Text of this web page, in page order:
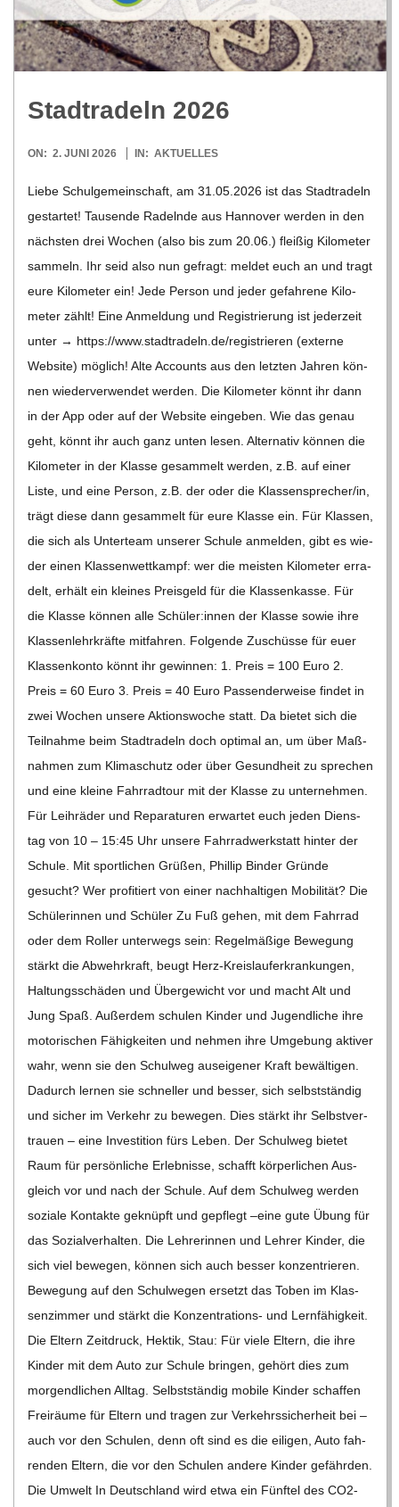
R
E
-
G
O
L
D
S
C
H
M
D
T
-
S
C
H
U
L
E
Stadt­ra­deln 2026
2026-
ON: 2. JUNI 2026 IN: AKTUELLES
Liebe Schul­ge­mein­schaft, am 31.05.2026 ist das Stadt­ra­deln
gestar­tet! Tau­sende Radelnde aus Han­no­ver wer­den in den
nächs­ten drei Wochen (also bis zum 20.06.) flei­ßig Kilo­me­ter
sam­meln. Ihr seid also nun gefragt: mel­det euch an und tragt
eure Kilo­me­ter ein! Jede Per­son und jeder gefah­rene Kilo­
me­ter zählt! Eine Anmel­dung und Regis­trie­rung ist jeder­zeit
unter → https://​www​.stadt​ra​deln​.de/​r​e​g​i​s​t​r​i​e​ren (externe
Web­site) mög­lich! Alte Accounts aus den letz­ten Jah­ren kön­
nen wie­der­ver­wen­det wer­den. Die Kilo­me­ter könnt ihr dann
in der App oder auf der Web­site ein­ge­ben. Wie das genau
geht, könnt ihr auch ganz unten lesen. Alter­na­tiv kön­nen die
Kilo­me­ter in der Klasse gesam­melt wer­den, z.B. auf einer
Liste, und eine Per­son, z.B. der oder die Klassensprecher/​​in,
trägt diese dann gesam­melt für eure Klasse ein. Für Klas­sen,
die sich als Unter­team unse­rer Schule anmel­den, gibt es wie­
der einen Klas­sen­wett­kampf: wer die meis­ten Kilo­me­ter erra­
delt, erhält ein klei­nes Preis­geld für die Klas­sen­kasse. Für
die Klasse kön­nen alle Schüler:innen der Klasse sowie ihre
Klas­sen­lehr­kräfte mit­fah­ren. Fol­gende Zuschüsse für euer
Klas­sen­konto könnt ihr gewin­nen: 1. Preis = 100 Euro 2.
Preis = 60 Euro 3. Preis = 40 Euro Pas­sen­der­weise fin­det in
zwei Wochen unsere Akti­ons­wo­che statt. Da bie­tet sich die
Teil­nahme beim Stadt­ra­deln doch opti­mal an, um über Maß­
nah­men zum Kli­ma­schutz oder über Gesund­heit zu spre­chen
und eine kleine Fahr­rad­tour mit der Klasse zu unter­neh­men.
Für Leih­rä­der und Repa­ra­tu­ren erwar­tet euch jeden Diens­
tag von 10 – 15:45 Uhr unsere Fahr­rad­werk­statt hin­ter der
Schule. Mit sport­li­chen Grü­ßen, Phil­lip Bin­der Gründe
gesucht? Wer pro­fi­tiert von einer nach­hal­ti­gen Mobi­li­tät? Die
Schü­le­rin­nen und Schü­ler Zu Fuß gehen, mit dem Fahr­rad
oder dem Rol­ler unter­wegs sein: Regel­mä­ßige Bewe­gung
stärkt die Abwehr­kraft, beugt Herz-Kreis­lauf­er­kran­­kun­­gen,
Hal­tungs­schä­den und Über­ge­wicht vor und macht Alt und
Jung Spaß. Außer­dem schu­len Kin­der und Jugend­li­che ihre
moto­ri­schen Fähig­kei­ten und neh­men ihre Umge­bung akti­ver
wahr, wenn sie den Schul­weg aus­ei­ge­ner Kraft bewäl­ti­gen.
Dadurch ler­nen sie schnel­ler und bes­ser, sich selbst­stän­dig
und sicher im Ver­kehr zu bewe­gen. Dies stärkt ihr Selbst­ver­
trauen – eine Inves­ti­tion fürs Leben. Der Schul­weg bie­tet
Raum für per­sön­li­che Erleb­nisse, schafft kör­per­li­chen Aus­
gleich vor und nach der Schule. Auf dem Schul­weg wer­den
soziale Kon­takte geknüpft und gepflegt –eine gute Übung für
das Sozi­al­ver­hal­ten. Die Leh­re­rin­nen und Leh­rer Kin­der, die
sich viel bewe­gen, kön­nen sich auch bes­ser kon­zen­trie­ren.
Bewe­gung auf den Schul­we­gen ersetzt das Toben im Klas­
sen­zim­mer und stärkt die Kon­­­zen­­tra­­ti­ons- und Lern­fä­hig­keit.
Die Eltern Zeit­druck, Hek­tik, Stau: Für viele Eltern, die ihre
Kin­der mit dem Auto zur Schule brin­gen, gehört dies zum
mor­gend­li­chen All­tag. Selbst­stän­dig mobile Kin­der schaf­fen
Frei­räume für Eltern und tra­gen zur Ver­kehrs­si­cher­heit bei –
auch vor den Schu­len, denn oft sind es die eili­gen, Auto fah­
ren­den Eltern, die vor den Schu­len andere Kin­der gefähr­den.
Die Umwelt In Deutsch­land wird etwa ein Fünf­tel des CO2-